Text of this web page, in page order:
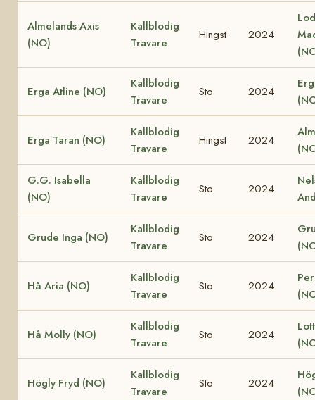
Almelands Axis
(NO)
Kallblodig
Travare
Hingst 2024
Erga Atline (NO)
Kallblodig
Travare
Sto 2024
Erga Taran (NO)
Kallblodig
Travare
Hingst 2024
G.G. Isabella
(NO)
Kallblodig
Travare
Sto 2024
Grude Inga (NO)
Kallblodig
Travare
Sto 2024
Hå Aria (NO)
Kallblodig
Travare
Sto 2024
Hå Molly (NO)
Kallblodig
Travare
Sto 2024
Högly Fryd (NO)
Kallblodig
Travare
Sto 2024